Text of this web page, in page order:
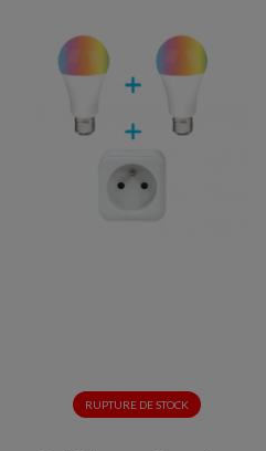
RUPTURE DE STOCK